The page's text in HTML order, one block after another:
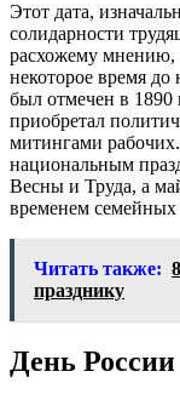
Этот дата,
солидарности
расхожему мнению,
некоторое время
был отмечен в 1890
приобретал
митингами
национальным
Весны и Труда, а
временем
Читать также:
празднику
День России